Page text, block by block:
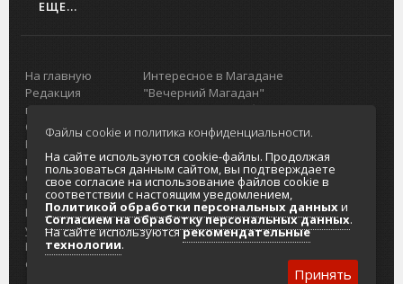
ЕЩЕ...
На главную
Редакция
портала
О проекте
Реклама на
портале
Отзывы и
предложения
Интернет-
услуги
Разработка
сайтов
Интересное в Магадане
"Вечерний Магадан"
Городская доска объявлений
Реклама
Главный туристический портал
Колымы
Политика в отношении обработки
персональных данных
Согласие на обработку персональных
данных
Файлы cookie и политика конфиденциальности.
На сайте используются cookie-файлы. Продолжая
пользоваться данным сайтом, вы подтверждаете
свое согласие на использование файлов cookie в
соответствии с настоящим уведомлением,
Политикой обработки персональных данныхи
Согласием на обработку персональных данных.
На сайте используютсярекомендательные
технологии.
Принять